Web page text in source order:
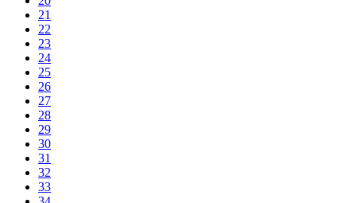
21
22
23
24
25
26
27
28
29
30
31
32
33